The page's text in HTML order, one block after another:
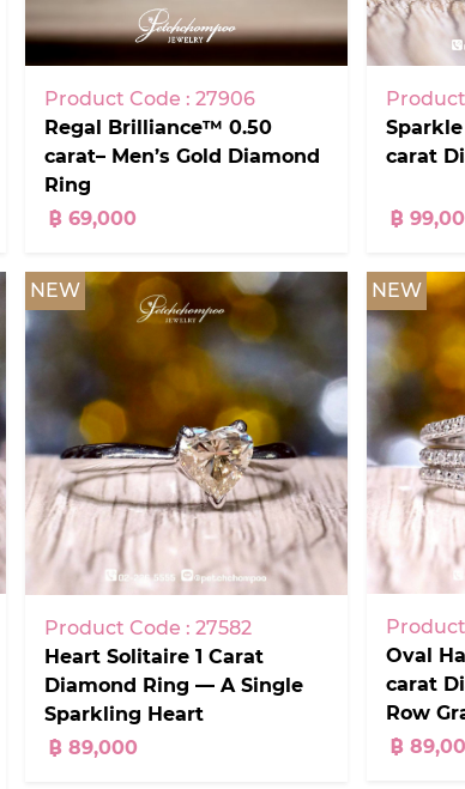
Product Code : 27906
Regal Brilliance™ 0.50
carat– Men’s Gold Diamond
Ring
฿ 69,000
carat
฿
NEW
Product Code : 27582
Heart Solitaire 1 Carat
Diamond Ring — A Single
Sparkling Heart
฿ 89,000
NEW
Product
Oval
carat
Row
฿